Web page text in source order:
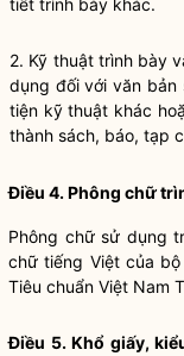
tiết trình bày khác.
2. Kỹ thuật trình bày
dụng đối với văn bản
tiện kỹ thuật khác
thành sách, báo, tạp
Điều 4. Phông chữ
Phông chữ sử dụng
chữ tiếng Việt của
Tiêu chuẩn Việt Nam
Điều 5. Khổ giấy,